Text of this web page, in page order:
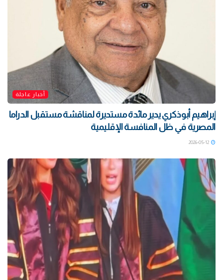
أخبار عاجلة
إبراهيم أبوذكري يدير مائدة مستديرة لمناقشة مستقبل الدراما
المصرية في ظل المنافسة الإقليمية